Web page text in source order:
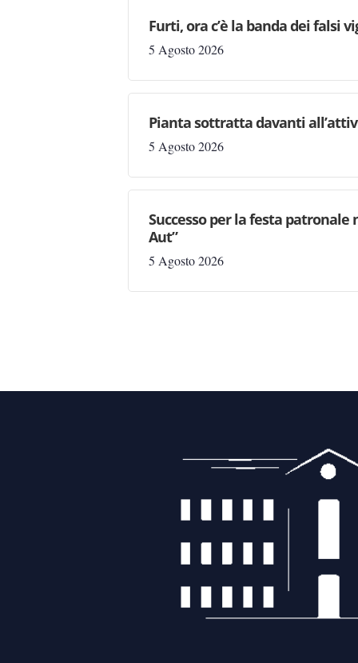
Furti, ora c’è la banda dei falsi
5 Agosto 2026
Pianta sottratta davanti
5 Agosto 2026
Successo per la festa
Aut”
5 Agosto 2026